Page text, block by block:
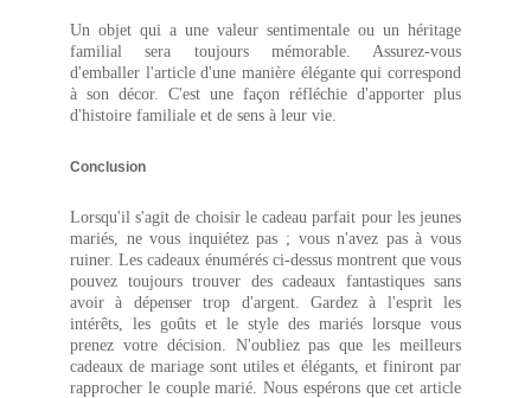
Un objet qui a une valeur sentimentale ou un héritage
familial sera toujours mémorable. Assurez-vous
d'emballer l'article d'une manière élégante qui correspond
à son décor. C'est une façon réfléchie d'apporter plus
d'histoire familiale et de sens à leur vie.
Conclusion
Lorsqu'il s'agit de choisir le cadeau parfait pour les jeunes
mariés, ne vous inquiétez pas ; vous n'avez pas à vous
ruiner. Les cadeaux énumérés ci-dessus montrent que vous
pouvez toujours trouver des cadeaux fantastiques sans
avoir à dépenser trop d'argent. Gardez à l'esprit les
intérêts, les goûts et le style des mariés lorsque vous
prenez votre décision. N'oubliez pas que les meilleurs
cadeaux de mariage sont utiles et élégants, et finiront par
rapprocher le couple marié. Nous espérons que cet article